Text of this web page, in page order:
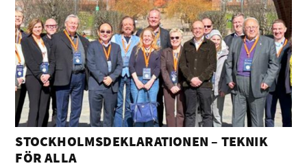
STOCKHOLMSDEKLARATIONEN – TEKNIK
FÖR ALLA